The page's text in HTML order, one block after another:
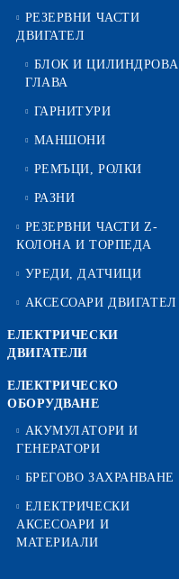
РЕЗЕРВНИ ЧАСТИ
ДВИГАТЕЛ
БЛОК И ЦИЛИНДРОВА
ГЛАВА
ГАРНИТУРИ
МАНШОНИ
РЕМЪЦИ, РОЛКИ
РАЗНИ
РЕЗЕРВНИ ЧАСТИ Z-
КОЛОНА И ТОРПЕДА
УРЕДИ, ДАТЧИЦИ
АКСЕСОАРИ ДВИГАТЕЛ
ЕЛЕКТРИЧЕСКИ
ДВИГАТЕЛИ
ЕЛЕКТРИЧЕСКО
ОБОРУДВАНЕ
АКУМУЛАТОРИ И
ГЕНЕРАТОРИ
БРЕГОВО ЗАХРАНВАНЕ
ЕЛЕКТРИЧЕСКИ
АКСЕСОАРИ И
МАТЕРИАЛИ